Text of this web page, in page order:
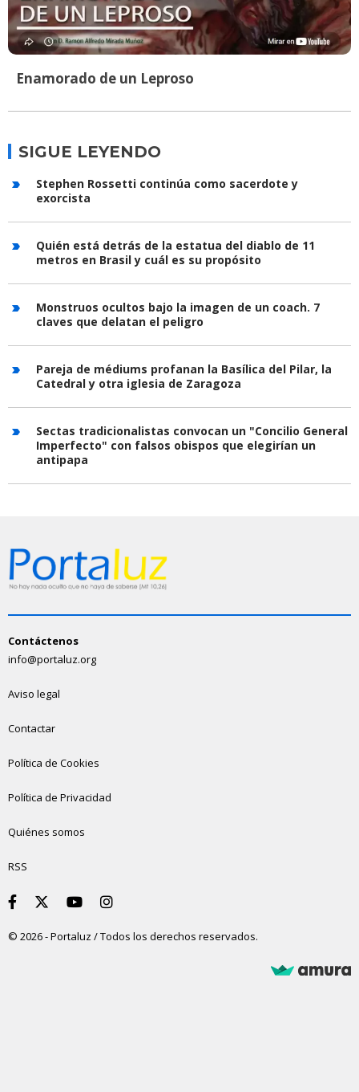
Enamorado de un Leproso
SIGUE LEYENDO
Stephen Rossetti continúa como sacerdote y
exorcista
Quién está detrás de la estatua del diablo de 11
metros en Brasil y cuál es su propósito
Monstruos ocultos bajo la imagen de un coach. 7
claves que delatan el peligro
Pareja de médiums profanan la Basílica del Pilar, la
Catedral y otra iglesia de Zaragoza
Sectas tradicionalistas convocan un "Concilio General
Imperfecto" con falsos obispos que elegirían un
antipapa
Contáctenos
info@portaluz.org
Aviso legal
Contactar
Política de Cookies
Política de Privacidad
Quiénes somos
RSS
© 2026 - Portaluz / Todos los derechos reservados.